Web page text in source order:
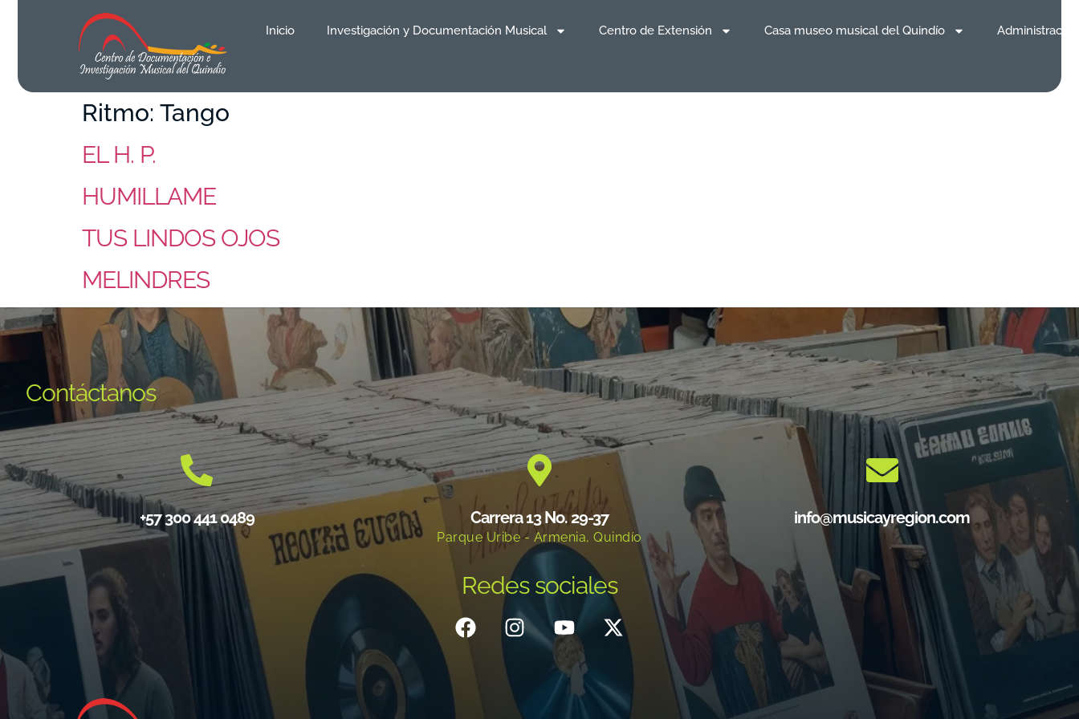
Inicio Investigación y Documentación Musical Centro de Extensión Casa museo musical del Quindío
Ritmo: Tango
EL H. P.
HUMILLAME
TUS LINDOS OJOS
MELINDRES
Contáctanos
+57 300 441 0489 Carrera 13 No. 29-37
Parque Uribe - Armenia, Quindío
info@musicayregion.com
Redes sociales